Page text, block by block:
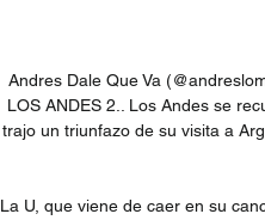
Andres Dale Que Va (@andreslomas2012) no Meadd: “ARGENTINO DE QUILMES 1 - LOS ANDES 2.. Los Andes se recuperó rápido de la derrota sufrida con Acassuso y se trajo un triunfazo de su visita a Argentino de Quilmes. Fue después de haber arrancado en desventaja.

La U, que viene de caer en su cancha ante la Universidad de Concepción (1-2) después de haber sufrido derrotas apocalípticas frente al Unión La Calera (6-1) y el Cruzeiro brasileño (7-0) por la Copa Libertadores, visita este jueves al Racing argentino, con la obligación de sumar para no sucumbir en el torneo continental.

Las Palmas – Villarreal, en directo el partido de LaLiga EA hace 1 hora — Dónde Ver: Las Palmas - Villarreal: horario, canal y dónde ver por TV y online hoy el partido de LaLiga · Posibles onces: Alineaciones probables ...

1. Introducción. La atribución de competencia expresa a la junta general para decidir sobre la adquisición, enajenación o aportación a otra sociedad de activos esenciales (artículo 160 f) de la Ley de Sociedades de Capital, en adelante "LSC") ha generado algunos problemas de interpretación que afectan a cuestiones de gran importancia práctica.

Munich, Alemania. Bayern Munich no tuvo piedad del Chelsea goleándolo 4-1 a Chelsea en el partido de vuelta de octavos de final de la Champions League.La serie termina con un 7-1 global para el equipo alemán. El primer tanto para la escuadra bávara cayó al minuto 10 a través de la vía del penalti, gol que convirtió con sangre fría disparando junto al poste.

La Delegación de la Secretaría de Agricultura, Ganadería, Desarrollo Rural, Pesca y Alimentación (Sagarpa) en Tlaxcala aplicará durante este año seis programas federales, en los que se incluyen treinta y dos componentes de atención o subprogramas que integran acciones de fomento a la producción, capitalización de las unidades.

Escucha SER Deportivos Las Palmas hace 16 horas — Directo. 00:00 - 23:59. Otros directos. Programación Local. Cadena SER. 00:00 - 23:59. ver programaciónver programas. Podcast. Podcast recomendados. Hoy por Hoy.

Aym Sports, Liga Premier, Futbol, TECOS, 21 de Mayo de 2019.- La escuadra de Tecos, que mantienen intactos los sueños de regresar a lo más alto del futbol mexicano por méritos deportivos, lanzó su

Resultado de Atlético-GO x Grêmio Anápolis ao vivo (Campeonato Goiano) e placar do jogo atualizado minuto a minuMostrando página 1. 0 encontrado frases búsqueda de una frase Ce Ácatl Topiltzin Quetzalcóatl.Se encuentra en 0 ms.Las memorias de traducción son creados por humanos, pero alineado por computadora, que puede provocar errores. Ellos vienen de muchas fuentes y …

Los albos saldrán con la misión de alcanzar a Universidad de Chile en lo más alto de la tabla y meterle presión. Sin embargo, también tendrán la misión de sumar, al menos un punto, para escaparse de Santiago Wanderers, que con su goleada 4-1 sobre Cobresal alcanzó a Colo Colo en el segundo lugar de la tabla con 16 puntos y quedó a sólo tres de la U.

Los resultados de los partidos se actualizan de manera automatica a lo largo del día al finalizar los partidos. No necesitas esperar a que publiquen los resultados finales de las quinielas, aquí puedes revisar los resultados de tu quiniela Ganagol en vivo y que tan …

San Marcos de Arica va por su revancha… Arica sobre Temuco.. Ahora con Temuco de local la cosa era cuesta arriba ya que Coquimbo recibía a Barnechea en el Sánchez Rumoroso, pero la sorpresa fue grande porque los capitalinos, le encajaron una dolorosa derrota a domicilio a los piratas.

O Criciúma revelou, através do site oficial do clube, o firmamento de uma nova parceria. Trata-se da 'Nissin Miojo', que estampará as costas do uniforme tricolor, embaixo do número, com um dos.

2020-3-22 · Universidad San José el Motor de tus